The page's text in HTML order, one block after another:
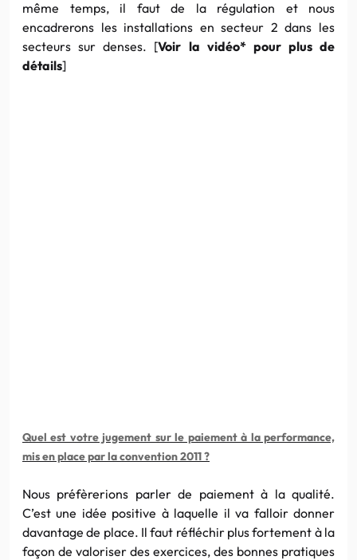
même temps,il faut de la régulation et nous
encadrerons les installations en secteur 2 dans les
secteurs sur denses. [Voir la vidéo* pourplus de
détails]
Quel est votre jugement sur le paiement à la performance,
mis en place par la convention 2011 ?
Nous préfèrerions parler de paiement à la qualité.
C’est une idée positive à laquelle ilva falloir donner
davantage de place. Il faut réfléchir plus fortement à la
façon de valoriser des exercices, des bonnes pratiques